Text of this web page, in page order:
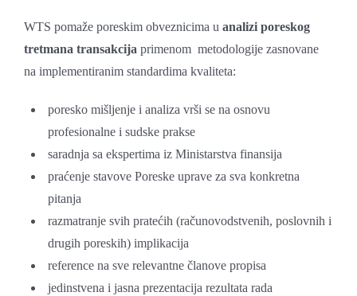
WTS pomaže poreskim obveznicima u analizi poreskog
tretmana transakcija primenom metodologije zasnovane
na implementiranim standardima kvaliteta:
poresko mišljenje i analiza vrši se na osnovu
profesionalne i sudske prakse
saradnja sa ekspertima iz Ministarstva finansija
praćenje stavove Poreske uprave za sva konkretna
pitanja
razmatranje svih pratećih (računovodstvenih, poslovnih i
drugih poreskih) implikacija
reference na sve relevantne članove propisa
jedinstvena i jasna prezentacija rezultata rada